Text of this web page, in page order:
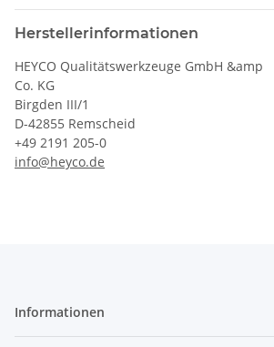
Herstellerinformationen
HEYCO Qualitätswerkzeuge GmbH &amp
Co. KG
Birgden III/1
D-42855 Remscheid
+49 2191 205-0
info@heyco.de
Informationen